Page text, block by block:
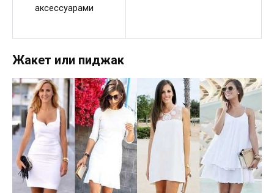
аксессуарами
Жакет или пиджак